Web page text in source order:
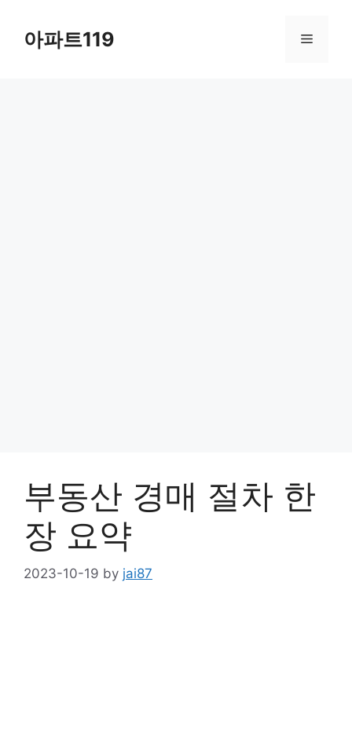
content아파트119 Menu
부동산 경매 절차 한
장 요약
2023-10-19 by jai87